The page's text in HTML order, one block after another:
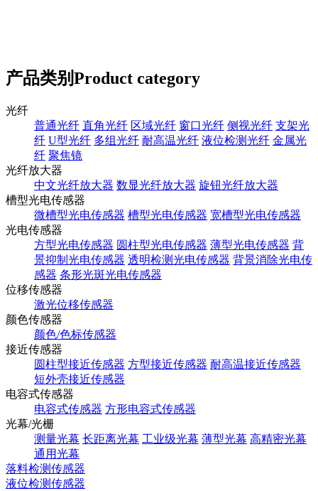
产品类别Product category
光纤
普通光纤 直角光纤 区域光纤 窗口光纤 侧视光纤 支架光
纤 U型光纤 多组光纤 耐高温光纤 液位检测光纤 金属光
纤 聚焦镜
光纤放大器
中文光纤放大器 数显光纤放大器 旋钮光纤放大器
槽型光电传感器
微槽型光电传感器 槽型光电传感器 宽槽型光电传感器
光电传感器
方型光电传感器 圆柱型光电传感器 薄型光电传感器 背
景抑制光电传感器 透明检测光电传感器 背景消除光电传
感器 条形光斑光电传感器
位移传感器
激光位移传感器
颜色传感器
颜色/色标传感器
接近传感器
圆柱型接近传感器 方型接近传感器 耐高温接近传感器
短外壳接近传感器
电容式传感器
电容式传感器 方形电容式传感器
光幕/光栅
测量光幕 长距离光幕 工业级光幕 薄型光幕 高精密光幕
通用光幕
落料检测传感器
液位检测传感器